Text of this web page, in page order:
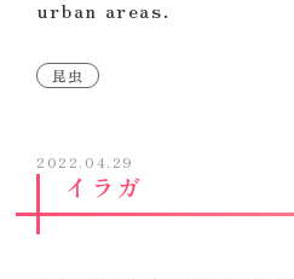
urban areas.
昆虫
2022.04.29
イラガ